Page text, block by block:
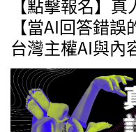
【點擊報名】
【當AI回答錯
台灣主權AI與內